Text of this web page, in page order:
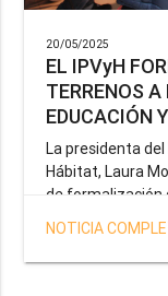
20/05/2025
EL IPVyH
TERRENOS A
EDUCACIÓN
La presidenta
Hábitat, Laura
de formalización
el Gobernador
objetivo brindar
NOTICIA